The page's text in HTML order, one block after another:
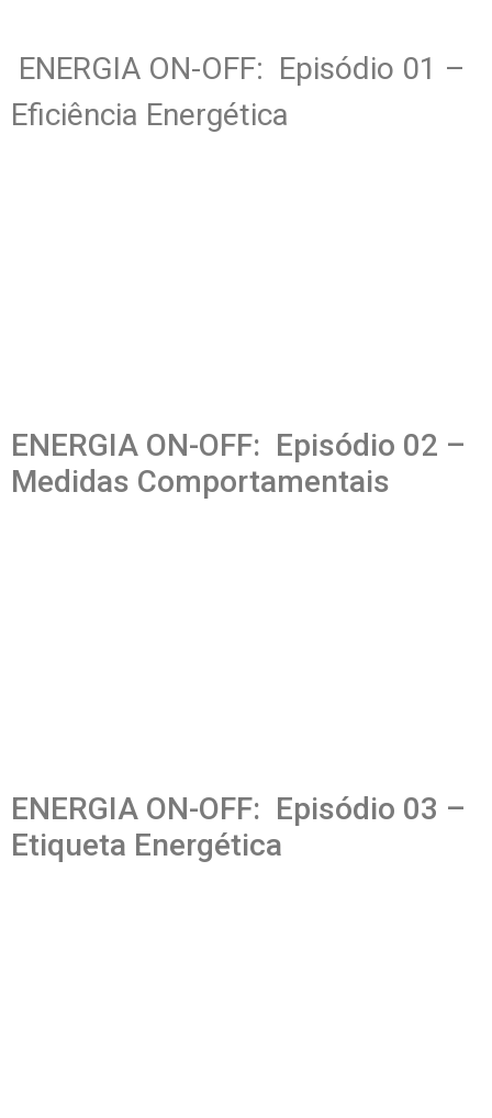
ENERGIA ON-OFF: Episódio 01 –
Eficiência Energética
ENERGIA ON-OFF: Episódio 02 –
Medidas Comportamentais
ENERGIA ON-OFF: Episódio 03 –
Etiqueta Energética